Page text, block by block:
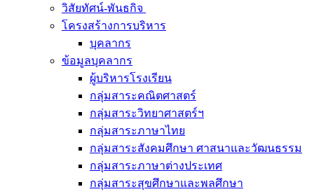
วิสัยทัศน์-พันธกิจ
โครงสร้างการบริหาร
บุคลากร
ข้อมูลบุคลากร
ผู้บริหารโรงเรียน
กลุ่มสาระคณิตศาสตร์
กลุ่มสาระวิทยาศาสตร์ฯ
กลุ่มสาระภาษาไทย
กลุ่มสาระสังคมศึกษา ศาสนาและวัฒนธรรม
กลุ่มสาระภาษาต่างประเทศ
กลุ่มสาระสุขศึกษาและพลศึกษา